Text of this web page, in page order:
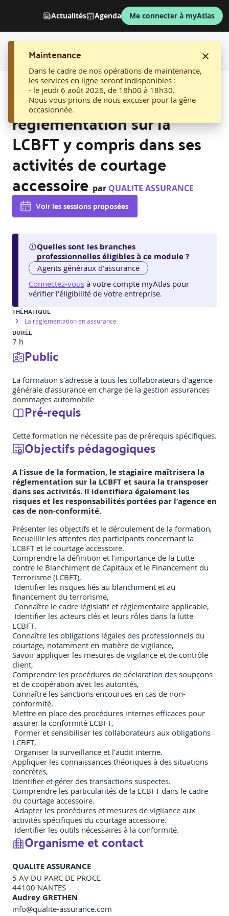
Actualités Agenda Me connecter à myAtlas
Maintenance
Dans le cadre de nos opérations de maintenance,
les services en ligne seront indisponibles :
- le jeudi 6 août 2026, de 18h00 à 18h30.
Nous vous prions de nous excuser pour la gêne
occasionnée.
AFFICHER LE FIL D'ARIANE
03. Maîtriser la
réglementation sur la
LCBFT y compris dans ses
activités de courtage
accessoire par QUALITE ASSURANCE
Voir les sessions proposées
Quelles sont les branches
professionnelles éligibles à ce module ?
Agents généraux d'assurance
Connectez-vous à votre compte myAtlas pour
vérifier l'éligibilité de votre entreprise.
THÉMATIQUE
La réglementation en assurance
DURÉE
7 h
Public
La formation s'adresse à tous les collaborateurs d’agence
générale d’assurance en charge de la gestion assurances
dommages automobile
Pré-requis
Cette formation ne nécessite pas de prérequis spécifiques.
Objectifs pédagogiques
A l’issue de la formation, le stagiaire maîtrisera la
réglementation sur la LCBFT et saura la transposer
dans ses activités. Il identifiera également les
risques et les responsabilités portées par l’agence en
cas de non-conformité.
Présenter les objectifs et le déroulement de la formation,
Recueillir les attentes des participants concernant la
LCBFT et le courtage accessoire.
Comprendre la définition et l’importance de la Lutte
contre le Blanchiment de Capitaux et le Financement du
Terrorisme (LCBFT),
Identifier les risques liés au blanchiment et au
financement du terrorisme,
Connaître le cadre législatif et réglementaire applicable,
Identifier les acteurs clés et leurs rôles dans la lutte
LCBFT.
Connaître les obligations légales des professionnels du
courtage, notamment en matière de vigilance,
Savoir appliquer les mesures de vigilance et de contrôle
client,
Comprendre les procédures de déclaration des soupçons
et de coopération avec les autorités,
Connaître les sanctions encourues en cas de non-
conformité.
Mettre en place des procédures internes efficaces pour
assurer la conformité LCBFT,
Former et sensibiliser les collaborateurs aux obligations
LCBFT,
Organiser la surveillance et l’audit interne.
Appliquer les connaissances théoriques à des situations
concrètes,
Identifier et gérer des transactions suspectes.
Comprendre les particularités de la LCBFT dans le cadre
du courtage accessoire.
Adapter les procédures et mesures de vigilance aux
activités spécifiques du courtage accessoire.
Identifier les outils nécessaires à la conformité.
Organisme et contact
QUALITE ASSURANCE
5 AV DU PARC DE PROCE
44100 NANTES
Audrey GRETHEN
info@qualite-assurance.com